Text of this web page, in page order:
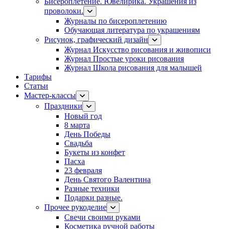
проволоки.
Журналы по бисероплетению
Обучающая литература по украшениям
Рисунок, графический дизайн
Журнал Искусство рисования и живописи
Журнал Простые уроки рисования
Журнал Школа рисования для малышей
Тарифы
Статьи
Мастер-классы
Праздники
Новый год
8 марта
День Победы
Свадьба
Букеты из конфет
Пасха
23 февраля
День Святого Валентина
Разные техники
Подарки разные.
Прочее рукоделие
Свечи своими руками
Косметика ручной работы